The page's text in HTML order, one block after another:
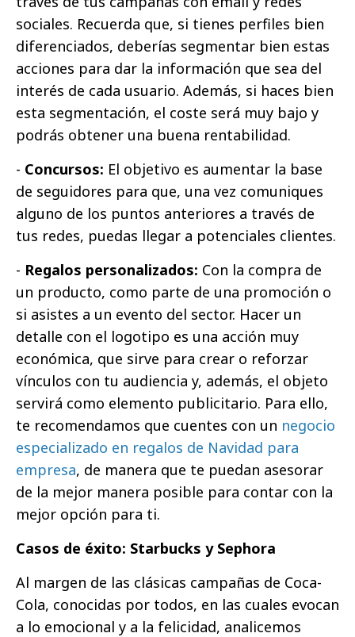
sociales. Recuerda que, si tienes perfiles bien
diferenciados, deberías segmentar bien estas
acciones para dar la información que sea del
interés de cada usuario. Además, si haces bien
esta segmentación, el coste será muy bajo y
podrás obtener una buena rentabilidad.
- Concursos: El objetivo es aumentar la base
de seguidores para que, una vez comuniques
alguno de los puntos anteriores a través de
tus redes, puedas llegar a potenciales clientes.
- Regalos personalizados: Con la compra de
un producto, como parte de una promoción o
si asistes a un evento del sector. Hacer un
detalle con el logotipo es una acción muy
económica, que sirve para crear o reforzar
vínculos con tu audiencia y, además, el objeto
servirá como elemento publicitario. Para ello,
te recomendamos que cuentes con un negocio
especializado en regalos de Navidad para
empresa, de manera que te puedan asesorar
de la mejor manera posible para contar con la
mejor opción para ti.
Casos de éxito: Starbucks y Sephora
Al margen de las clásicas campañas de Coca-
Cola, conocidas por todos, en las cuales evocan
a lo emocional y a la felicidad, analicemos